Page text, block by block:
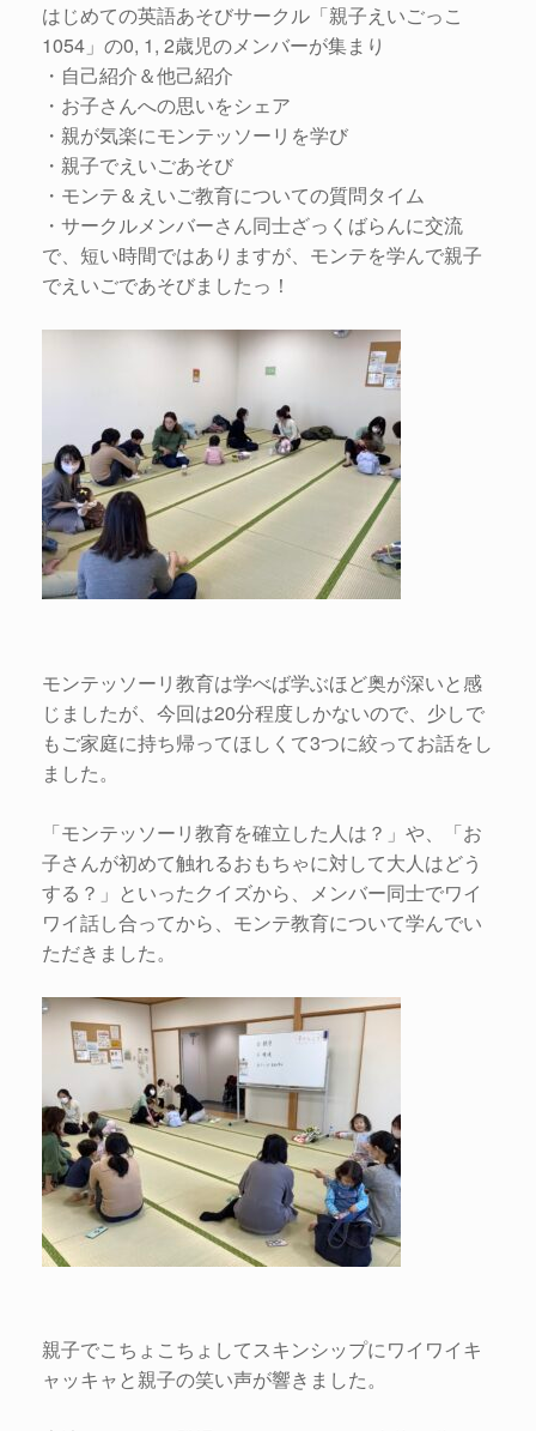
はじめての英語あそびサークル「親子えいごっこ
1054」の0, 1, 2歳児のメンバーが集まり
・自己紹介＆他己紹介
・お子さんへの思いをシェア
・親が気楽にモンテッソーリを学び
・親子でえいごあそび
・モンテ＆えいご教育についての質問タイム
・サークルメンバーさん同士ざっくばらんに交流
で、短い時間ではありますが、モンテを学んで親子
でえいごであそびましたっ！
モンテッソーリ教育は学べば学ぶほど奥が深いと感
じましたが、今回は20分程度しかないので、少しで
もご家庭に持ち帰ってほしくて3つに絞ってお話をし
ました。
「モンテッソーリ教育を確立した人は？」や、「お
子さんが初めて触れるおもちゃに対して大人はどう
する？」といったクイズから、メンバー同士でワイ
ワイ話し合ってから、モンテ教育について学んでい
ただきました。
親子でこちょこちょしてスキンシップにワイワイキ
ャッキャと親子の笑い声が響きました。